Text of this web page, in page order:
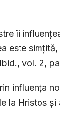
îi
este
vol. 2,
influența
la Hristos și